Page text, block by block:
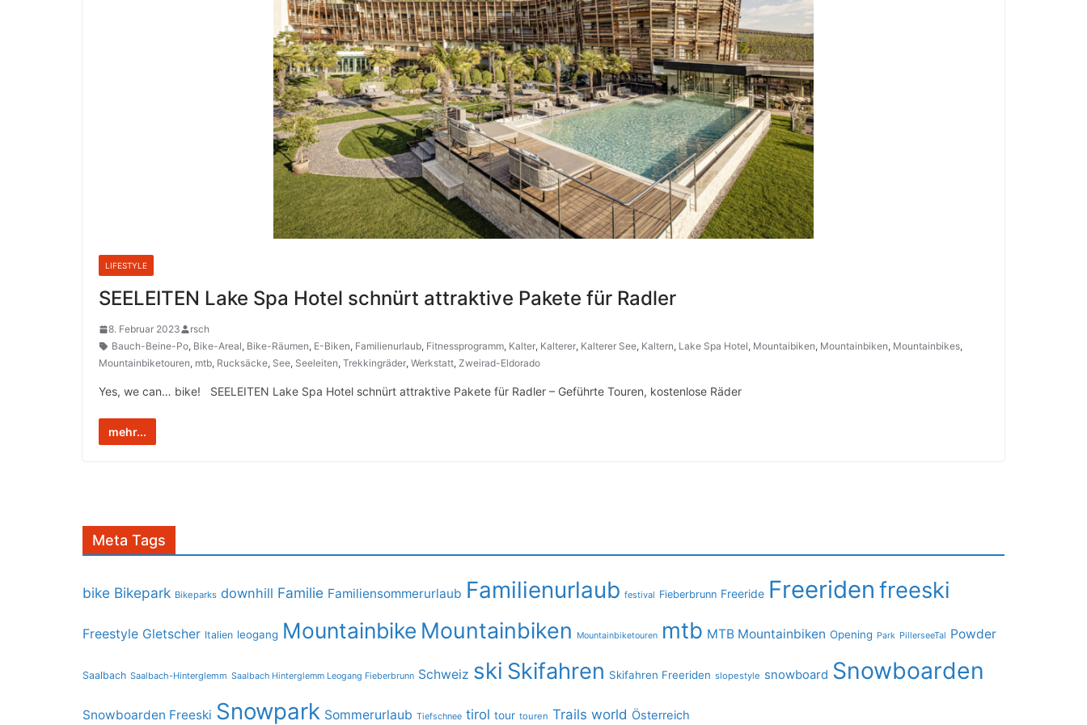
LIFESTYLE
SEELEITEN Lake Spa Hotel schnürt attraktive Pakete für Radler
8. Februar 2023
rsch
Bauch-Beine-Po, Bike-Areal, Bike-Räumen, E-Biken, Familienurlaub, Fitnessprogramm, Kalter, Kalterer, Kalterer See, Kaltern, Lake Spa Hotel, Mountaibiken, Mountainbiken, Mountainbikes,
Mountainbiketouren, mtb, Rucksäcke, See, Seeleiten, Trekkingräder, Werkstatt, Zweirad-Eldorado
Yes, we can… bike! ­­ ­ ­SEELEITEN Lake Spa Hotel schnürt attraktive Pakete für Radler – Geführte Touren, kostenlose Räder
mehr...
Meta Tags
bike Bikepark Bikeparks downhill Familie Familiensommerurlaub Familienurlaub festival Fieberbrunn Freeride Freeriden freeski
Freestyle Gletscher Italien leogang Mountainbike Mountainbiken Mountainbiketouren mtb MTB Mountainbiken Opening Park PillerseeTal Powder
Saalbach Saalbach-Hinterglemm Saalbach Hinterglemm Leogang Fieberbrunn Schweiz ski Skifahren Skifahren Freeriden slopestyle snowboard Snowboarden
Snowboarden Freeski Snowpark Sommerurlaub Tiefschnee tirol tour touren Trails world Österreich